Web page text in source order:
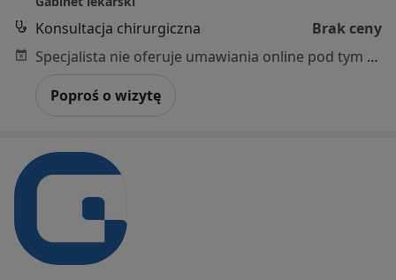
Konsultacja chirurgiczna
Brak ceny
Specjalista nie oferuje umawiania online pod tym adresem.
Poproś o wizytę